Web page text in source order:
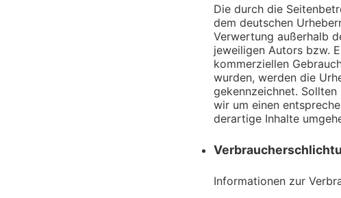
Die durch die
dem deutschen
Verwertung außerhalb
jeweiligen Autors bzw.
kommerziellen
wurden, werden die
gekennzeichnet.
wir um einen
derartige Inhalte
Informationen zur